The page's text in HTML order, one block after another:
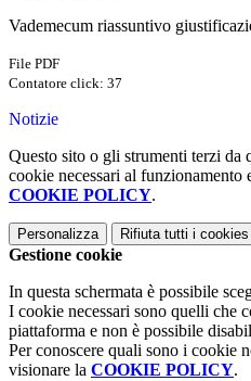
Vademecum riassuntivo
File PDF
Contatore click: 37
Notizie
Questo sito o gli strumenti terzi da
cookie necessari al
COOKIE POLICY.
Personalizza Rifiuta tutti i cookies
Gestione cookie
In questa schermata è possibile
I cookie necessari sono quelli che
piattaforma e non è possibile
Per conoscere quali sono i cookie
visionare la COOKIE POLICY.